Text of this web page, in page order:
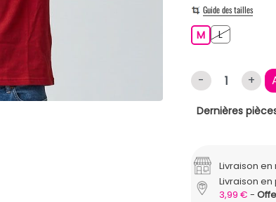
Guide des tailles
MM LL
- +
Dernières
Livraison
Livraison
3,99 €